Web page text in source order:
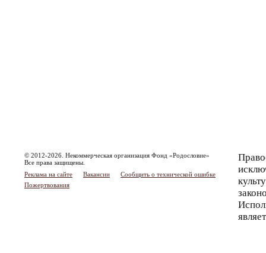
© 2012-2026. Некоммерческая организация Фонд «Родословие»
Все права защищены.
Реклама на сайте
Вакансии
Сообщить о технической ошибке
Пожертвования